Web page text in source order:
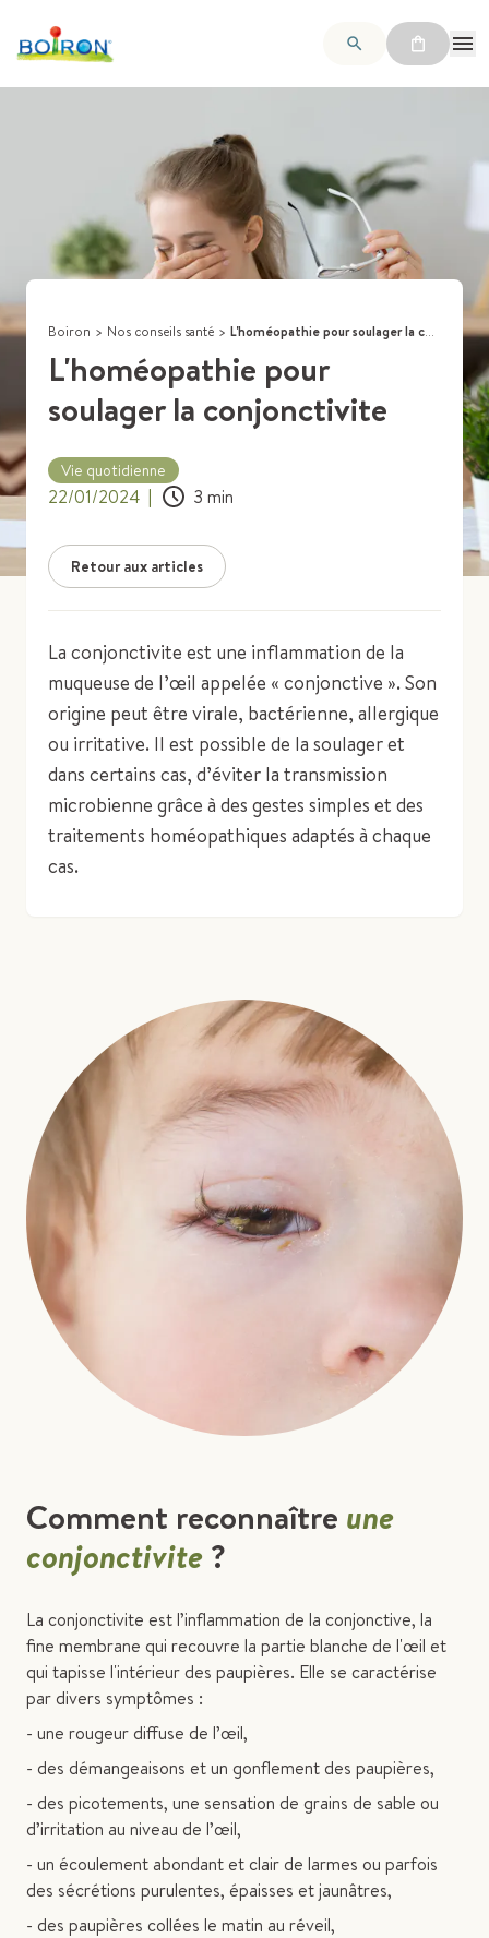
Boiron > Nos conseils santé > L'homéopathie pour soulager la conjonctivite
L'homéopathie pour
soulager la conjonctivite
Vie quotidienne
22/01/2024 | 3 min
Retour aux articles
La conjonctivite est une inflammation de la
muqueuse de l’œil appelée « conjonctive ». Son
origine peut être virale, bactérienne, allergique
ou irritative. Il est possible de la soulager et
dans certains cas, d’éviter la transmission
microbienne grâce à des gestes simples et des
traitements homéopathiques adaptés à chaque
cas.
Comment reconnaître une
conjonctivite?
La conjonctivite est l’inflammation de la conjonctive, la
fine membrane qui recouvre la partie blanche de l'œil et
qui tapisse l'intérieur des paupières. Elle se caractérise
par divers symptômes :
- une rougeur diffuse de l’œil,
- des démangeaisons et un gonflement des paupières,
- des picotements, une sensation de grains de sable ou
d’irritation au niveau de l’œil,
- un écoulement abondant et clair de larmes ou parfois
des sécrétions purulentes, épaisses et jaunâtres,
- des paupières collées le matin au réveil,